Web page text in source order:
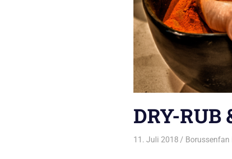
DRY-
11. Juli 2018 Borussenfan